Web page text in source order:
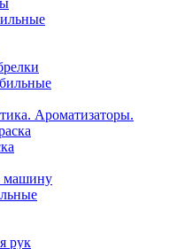
Ароматизаторы.
машину
рук